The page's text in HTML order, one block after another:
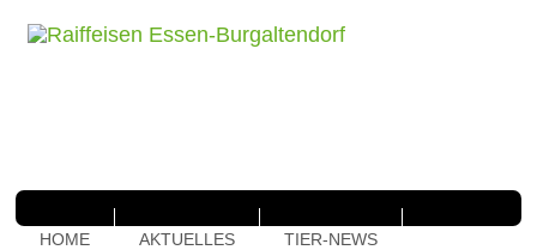
HOME AKTUELLES TIER-NEWS